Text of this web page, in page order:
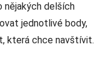
nějakých delších
jednotlivé body,
která chce navštívit.